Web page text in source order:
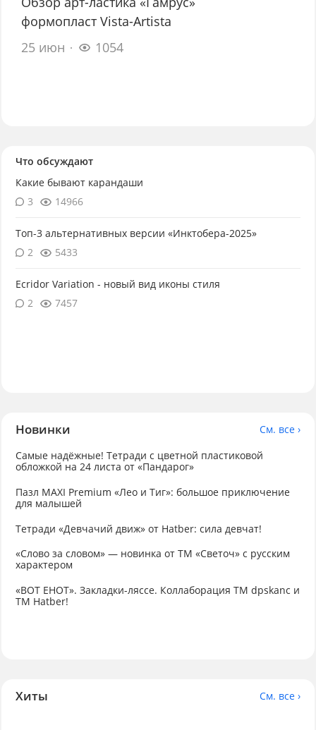
формопласт Vista-Artista
25 июн
1054
Что обсуждают
Какие бывают карандаши
3
14966
Топ-3 альтернативных версии «Инктобера-2025»
2
5433
Ecridor Variation - новый вид иконы стиля
2
7457
Новинки
См. все ›
Самые надёжные! Тетради с цветной пластиковой
обложкой на 24 листа от «Пандарог»
Пазл MAXI Premium «Лео и Тиг»: большое приключение
для малышей
Тетради «Девчачий движ» от Hatber: сила девчат!
«Слово за словом» — новинка от ТМ «Светоч» с русским
характером
«ВОТ ЕНОТ». Закладки-ляссе. Коллаборация TM dpskanc и
ТМ Hatber!
Хиты См. все ›